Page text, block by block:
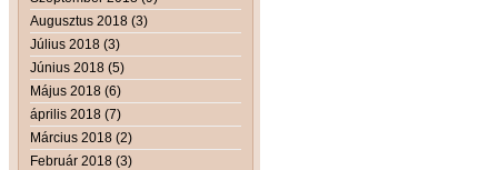
Augusztus 2018 (3)
Július 2018 (3)
Június 2018 (5)
Május 2018 (6)
április 2018 (7)
Március 2018 (2)
Február 2018 (3)